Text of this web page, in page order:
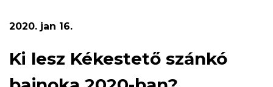
2020. jan 16.
Ki lesz Kékestető szánkó